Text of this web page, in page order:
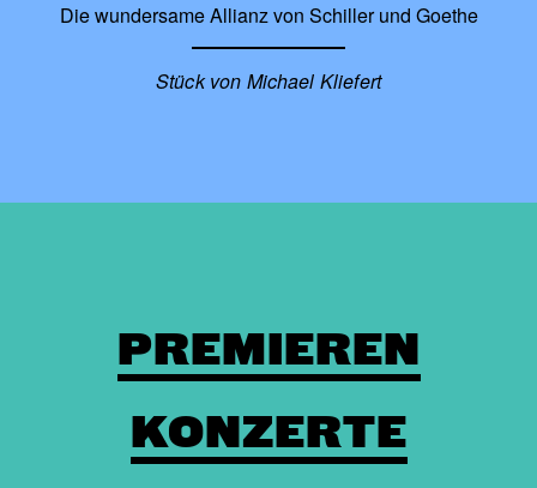
Die wundersame Allianz von Schiller und Goethe
Stück von Michael Kliefert
PREMIEREN
KONZERTE